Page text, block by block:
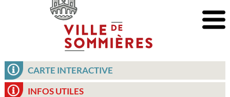
CARTE INTERACTIVE
INFOS UTILES